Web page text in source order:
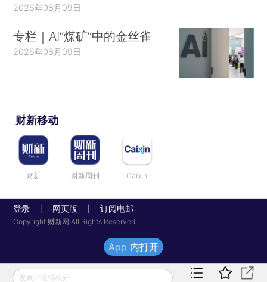
2026年08月09日
专栏｜AI“煤矿”中的金丝雀
2026年08月09日
财新移动
财新 财新周刊 Caixin
登录 网页版 订阅电邮
Copyright 财新网 All Rights Reserved
发表评论得积分
App 内打开